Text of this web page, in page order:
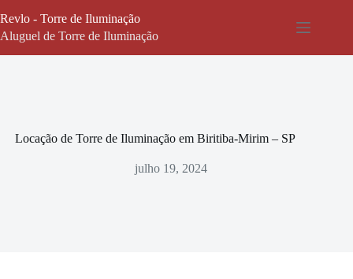
para
o
Revlo - Torre de Iluminação
Aluguel de Torre de Iluminação
Locação de Torre de Iluminação em Biritiba-Mirim – SP
julho 19, 2024